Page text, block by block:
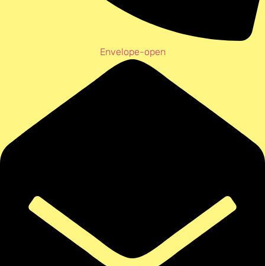
Envelope-open